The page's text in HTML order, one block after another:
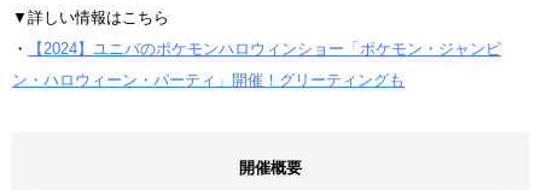
▼詳しい情報はこちら
・
【2024】ユニバのポケモンハロウィンショー「ポケモン・ジャンピ
ン・ハロウィーン・パーティ」開催！グリーティングも
開催概要